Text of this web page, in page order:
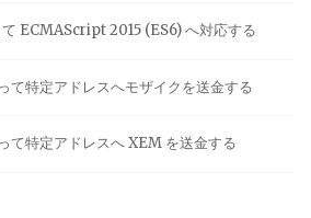
ECMAScript 2015 (ES6) へ対応する
て特定アドレスへモザイクを送金する
て特定アドレスへ XEM を送金する